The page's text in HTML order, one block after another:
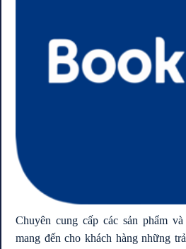
Chuyên cung cấp các sản phẩm
mang đến cho khách hàng những